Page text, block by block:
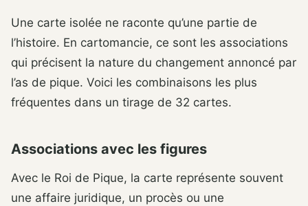
Une carte isolée ne raconte qu’une partie de
l’histoire. En cartomancie, ce sont les associations
qui précisent la nature du changement annoncé par
l’as de pique. Voici les combinaisons les plus
fréquentes dans un tirage de 32 cartes.
Associations avec les figures
Avec le Roi de Pique, la carte représente souvent
une affaire juridique, un procès ou une